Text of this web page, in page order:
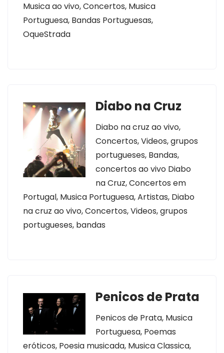
Musica ao vivo, Concertos, Musica
Portuguesa, Bandas Portuguesas,
OqueStrada
Diabo na Cruz
Diabo na cruz ao vivo,
Concertos, Videos, grupos
portugueses, Bandas,
concertos ao vivo Diabo
na Cruz, Concertos em
Portugal, Musica Portuguesa, Artistas, Diabo
na cruz ao vivo, Concertos, Videos, grupos
portugueses, bandas
Penicos de Prata
Penicos de Prata, Musica
Portuguesa, Poemas
eróticos, Poesia musicada, Musica Classica,